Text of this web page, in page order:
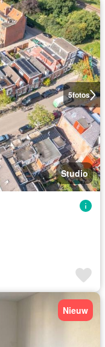
5fotos
Studio
Nieuw